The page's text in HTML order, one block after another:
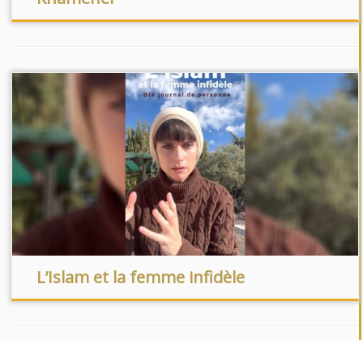
L’Islam et la femme infidèle